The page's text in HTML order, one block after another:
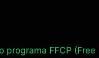
programa FFCP (Free